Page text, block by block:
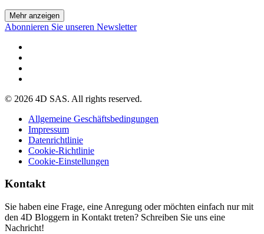
Mehr anzeigen
Abonnieren Sie unseren Newsletter
© 2026 4D SAS. All rights reserved.
Allgemeine Geschäftsbedingungen
Impressum
Datenrichtlinie
Cookie-Richtlinie
Cookie-Einstellungen
Kontakt
Sie haben eine Frage, eine Anregung oder möchten einfach nur mit
den 4D Bloggern in Kontakt treten? Schreiben Sie uns eine
Nachricht!